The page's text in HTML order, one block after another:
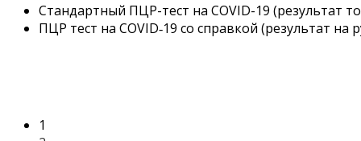
Стандартный ПЦР-тест на COVID-19 (результат
ПЦР тест на COVID‑19 со справкой (результат на
1